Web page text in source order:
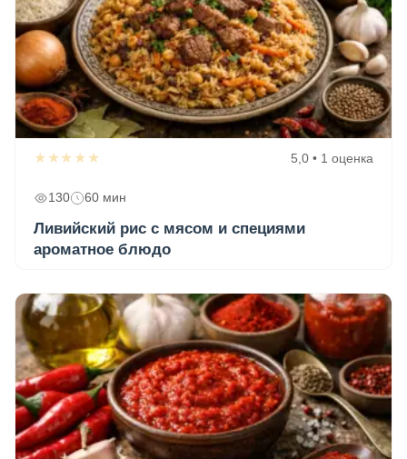
★★★★★ 5,0 • 1 оценка
130 60 мин
Ливийский рис с мясом и специями
ароматное блюдо